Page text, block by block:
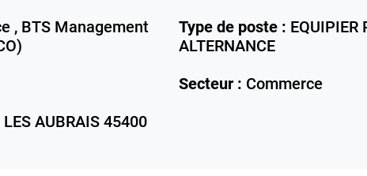
, BTS Management
Type de poste : EQUIPIER
ALTERNANCE
Secteur : Commerce
LES AUBRAIS 45400